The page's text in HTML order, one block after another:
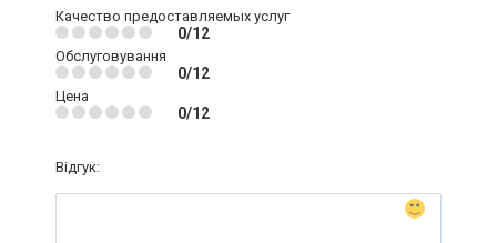
Качество предоставляемых услуг
0/12
Обслуговування
0/12
Цена
0/12
Відгук: